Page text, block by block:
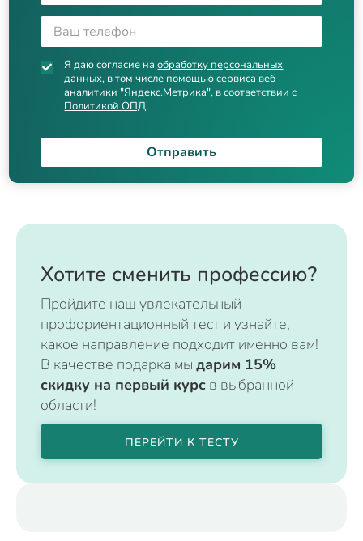
Я даю согласие наобработку персональных
данных, в том числе помощью сервиса веб-
аналитики "Яндекс.Метрика", в соответствии с
Политикой ОПД
Отправить
Хотите сменить профессию?
Пройдите наш увлекательный
профориентационный тест и узнайте,
какое направление подходит именно вам!
В качестве подарка мы дарим 15%
скидку на первый курс в выбранной
области!
ПЕРЕЙТИ К ТЕСТУ